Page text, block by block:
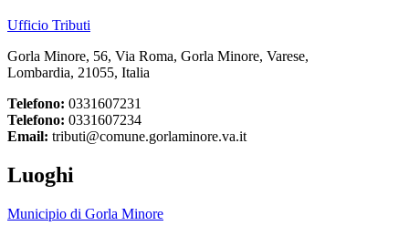
Ufficio Tributi
Gorla Minore, 56, Via Roma, Gorla Minore, Varese,
Lombardia, 21055, Italia
Telefono: 0331607231
Telefono: 0331607234
Email: tributi@comune.gorlaminore.va.it
Luoghi
Municipio di Gorla Minore